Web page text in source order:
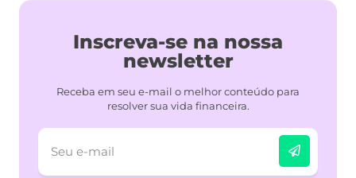
Inscreva-se na nossa
newsletter
Receba em seu e-mail o melhor conteúdo para
resolver sua vida financeira.